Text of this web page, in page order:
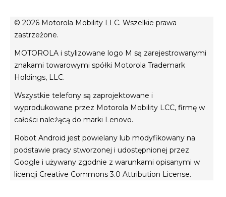
conditions of sale
polityka prywatności
Website Privacy
innowacja
Cookies
polityka prywatności
© 2026 Motorola Mobility LLC. Wszelkie prawa
zastrzeżone.
MOTOROLA i stylizowane logo M są zarejestrowanymi
znakami towarowymi spółki Motorola Trademark
Holdings, LLC.
Wszystkie telefony są zaprojektowane i
wyprodukowane przez Motorola Mobility LCC, firmę w
całości należącą do marki Lenovo.
Robot Android jest powielany lub modyfikowany na
podstawie pracy stworzonej i udostępnionej przez
Google i używany zgodnie z warunkami opisanymi w
licencji Creative Commons 3.0 Attribution License.